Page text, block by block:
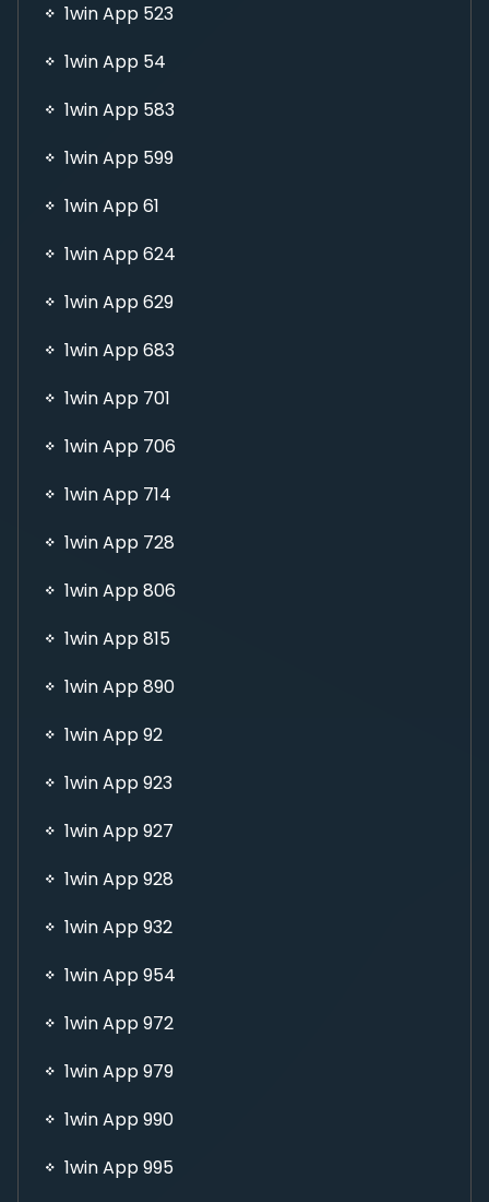
1win App 523
1win App 54
1win App 583
1win App 599
1win App 61
1win App 624
1win App 629
1win App 683
1win App 701
1win App 706
1win App 714
1win App 728
1win App 806
1win App 815
1win App 890
1win App 92
1win App 923
1win App 927
1win App 928
1win App 932
1win App 954
1win App 972
1win App 979
1win App 990
1win App 995